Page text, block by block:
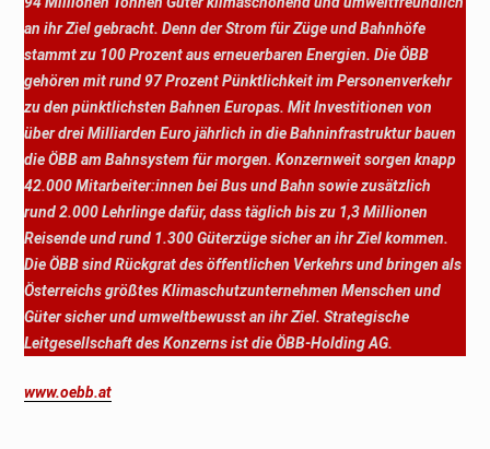
an ihr Ziel gebracht. Denn der Strom für Züge und Bahnhöfe
stammt zu 100 Prozent aus erneuerbaren Energien. Die ÖBB
gehören mit rund 97 Prozent Pünktlichkeit im Personenverkehr
zu den pünktlichsten Bahnen Europas. Mit Investitionen von
über drei Milliarden Euro jährlich in die Bahninfrastruktur bauen
die ÖBB am Bahnsystem für morgen. Konzernweit sorgen knapp
42.000 Mitarbeiter:innen bei Bus und Bahn sowie zusätzlich
rund 2.000 Lehrlinge dafür, dass täglich bis zu 1,3 Millionen
Reisende und rund 1.300 Güterzüge sicher an ihr Ziel kommen.
Die ÖBB sind Rückgrat des öffentlichen Verkehrs und bringen als
Österreichs größtes Klimaschutzunternehmen Menschen und
Güter sicher und umweltbewusst an ihr Ziel. Strategische
Leitgesellschaft des Konzerns ist die ÖBB-Holding AG.
www.oebb.at